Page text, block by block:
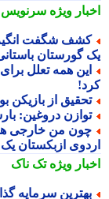
ویژهسرنویس
شگفت انگیز
گورستان باستانی
همه تعلل برای
از بازیکن
دروغین: بارسا
من خارجی هستم
ازبکستان یک
ویژهتک ناک